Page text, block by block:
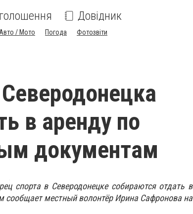
Довідник
Авто / Мото Погода Фотозвіти
в аренду по
документам
спорта в Северодонецке собираются отдать в
сообщает местный волонтёр Ирина Сафронова на